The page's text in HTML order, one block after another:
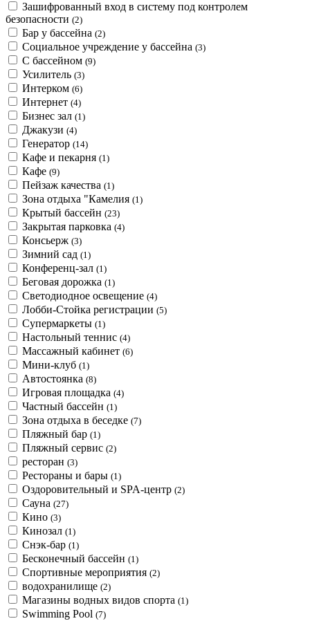
Зашифрованный вход в систему под контролем
безопасности (2)
Бар у бассейна (2)
Социальное учреждение у бассейна (3)
С бассейном (9)
Усилитель (3)
Интерком (6)
Интернет (4)
Бизнес зал (1)
Джакузи (4)
Генератор (14)
Кафе и пекарня (1)
Кафе (9)
Пейзаж качества (1)
Зона отдыха "Камелия (1)
Крытый бассейн (23)
Закрытая парковка (4)
Консьерж (3)
Зимний сад (1)
Конференц-зал (1)
Беговая дорожка (1)
Светодиодное освещение (4)
Лобби-Стойка регистрации (5)
Супермаркеты (1)
Настольный теннис (4)
Массажный кабинет (6)
Мини-клуб (1)
Автостоянка (8)
Игровая площадка (4)
Частный бассейн (1)
Зона отдыха в беседке (7)
Пляжный бар (1)
Пляжный сервис (2)
ресторан (3)
Рестораны и бары (1)
Оздоровительный и SPA-центр (2)
Сауна (27)
Кино (3)
Кинозал (1)
Снэк-бар (1)
Бесконечный бассейн (1)
Спортивные мероприятия (2)
водохранилище (2)
Магазины водных видов спорта (1)
Swimming Pool (7)